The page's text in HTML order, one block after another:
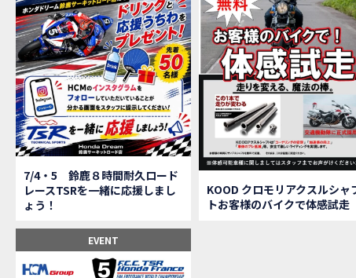
MOVIE 【鈴
MOVIE 全員
MOVIE バイ
MOVIE 温泉
MOVIE 【梅
MOVIE ＨＣ
MOVIE ＨＣ
MOVIE モト
MOVIE
MOVIE
MOVIE
7/4・5 鈴鹿８時間耐久ロード
レースTSRを一緒に応援しまし
ょう！
KOOD クロモリアクスルシャ
トお客様のバイクで体感試走
EVENT